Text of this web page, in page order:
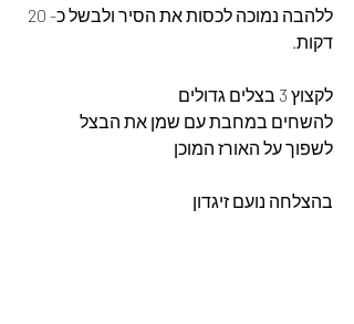
דקות.
לקצוץ 3 בצלים גדולים
להשחים במחבת עם שמן את הבצל
לשפוך על האורז המוכן
בהצלחה נועם זיגדון